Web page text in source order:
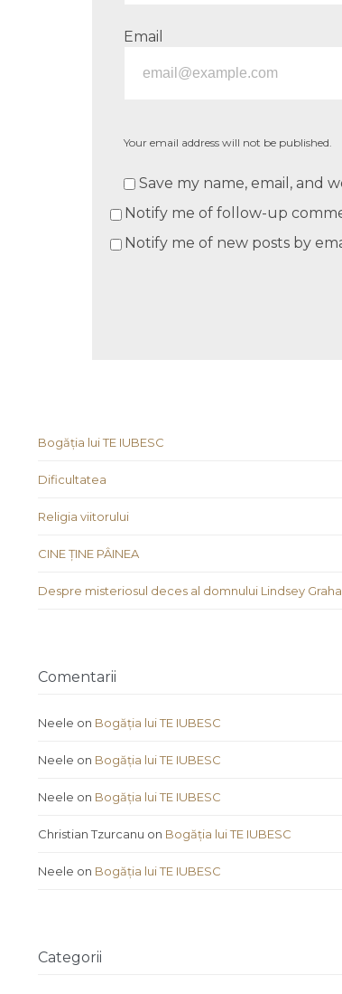
Email
Your email address will not be published.
Save my name, email, and
Notify me of follow-up
Notify me of new posts by
Bogăția lui TE IUBESC
Dificultatea
Religia viitorului
CINE ȚINE PÂINEA
Despre misteriosul deces al domnului Lindsey
Comentarii
Neele on Bogăția lui TE IUBESC
Neele on Bogăția lui TE IUBESC
Neele on Bogăția lui TE IUBESC
Christian Tzurcanu on Bogăția lui TE IUBESC
Neele on Bogăția lui TE IUBESC
Categorii